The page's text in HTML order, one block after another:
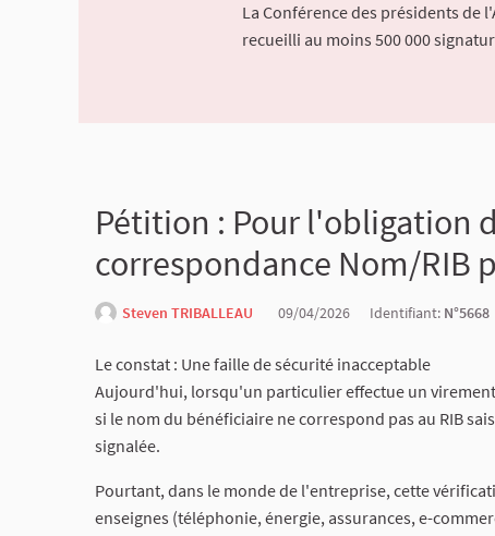
La Conférence des présidents de
recueilli au moins 500 000
Pétition : Pour l'obligation
correspondance Nom/RIB
Steven TRIBALLEAU 09/04/2026 Identifiant: N°5668
Le constat : Une faille de sécurité inacceptable
Aujourd'hui, lorsqu'un particulier effectue un
si le nom du bénéficiaire ne correspond pas au RIB
signalée.
Pourtant, dans le monde de l'entreprise, cette
enseignes (téléphonie, énergie, assurances, e-